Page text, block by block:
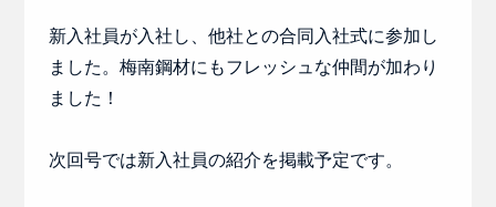
新入社員が入社し、他社との合同入社式に参加し
ました。梅南鋼材にもフレッシュな仲間が加わり
ました！
次回号では新入社員の紹介を掲載予定です。